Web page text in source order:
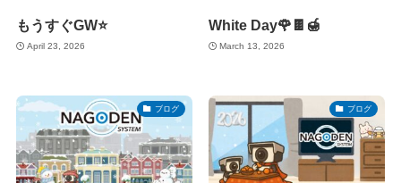
もうすぐGW⭐
April 23, 2026
White Day🌹🍫🍯
March 13, 2026
ブログ ブログ